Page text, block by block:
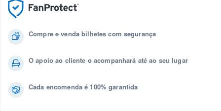
Compre e venda bilhetes com segurança
O apoio ao cliente o acompanhará até ao seu lugar
Cada encomenda é 100% garantida